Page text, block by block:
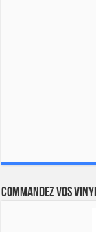
Commandez vos